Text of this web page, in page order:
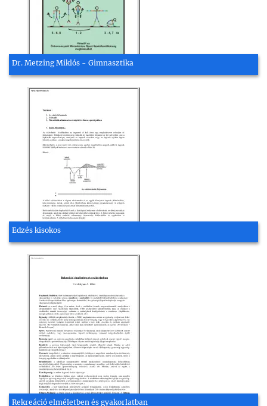
Dr. Metzing Miklós - Gimnasztika
Edzés kisokos
Rekreáció elméletben és gyakorlatban